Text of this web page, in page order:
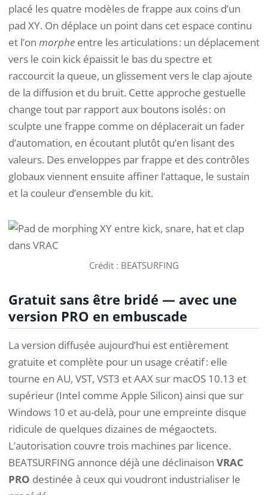
placé les quatre modèles de frappe aux coins d’un
pad XY. On déplace un point dans cet espace continu
et l’on morphe entre les articulations : un déplacement
vers le coin kick épaissit le bas du spectre et
raccourcit la queue, un glissement vers le clap ajoute
de la diffusion et du bruit. Cette approche gestuelle
change tout par rapport aux boutons isolés : on
sculpte une frappe comme on déplacerait un fader
d’automation, en écoutant plutôt qu’en lisant des
valeurs. Des enveloppes par frappe et des contrôles
globaux viennent ensuite affiner l’attaque, le sustain
et la couleur d’ensemble du kit.
Crédit : BEATSURFING
Gratuit sans être bridé — avec une
version PRO en embuscade
La version diffusée aujourd’hui est entièrement
gratuite et complète pour un usage créatif : elle
tourne en AU, VST, VST3 et AAX sur macOS 10.13 et
supérieur (Intel comme Apple Silicon) ainsi que sur
Windows 10 et au-delà, pour une empreinte disque
ridicule de quelques dizaines de mégaoctets.
L’autorisation couvre trois machines par licence.
BEATSURFING annonce déjà une déclinaison VRAC
PRO destinée à ceux qui voudront industrialiser le